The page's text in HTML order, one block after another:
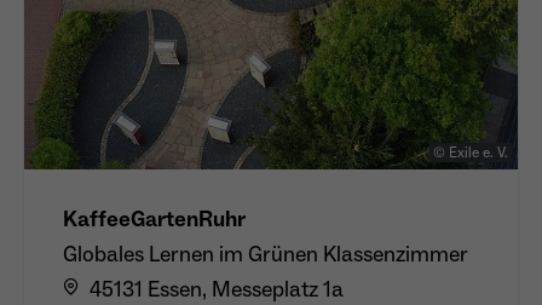
Zweck
Websites - Ausspielung personalisierter
Werbung - Messung von Conversions aus
Facebook-/Instagram-Werbung
© Exile e. V.
KaffeeGartenRuhr
Globales Lernen im Grünen Klassenzimmer
45131 Essen, Messeplatz 1a